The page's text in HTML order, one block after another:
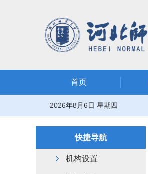
首页
2026年8月6日 星期四
快捷导航
机构设置